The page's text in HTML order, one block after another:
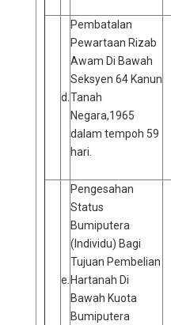
d.
Pembatalan
Pewartaan Rizab
Awam Di Bawah
Seksyen 64 Kanun
Tanah
Negara,1965
dalam tempoh 59
hari.
e.
Pengesahan
Status
Bumiputera
(Individu) Bagi
Tujuan Pembelian
Hartanah Di
Bawah Kuota
Bumiputera